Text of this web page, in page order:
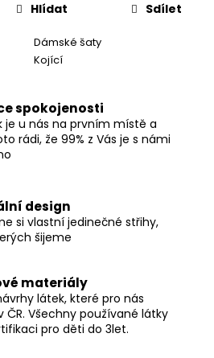
Dámské šaty
Kojící
Hlídat Sdílet
spokojenosti
je u nás na prvním místě a
rádi, že 99% z Vás je s námi
design
si vlastní jedinečné střihy,
šijeme
materiály
látek, které pro nás
ČR. Všechny používané látky
pro děti do 3let.